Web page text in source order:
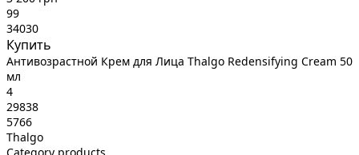
99
34030
Купить
Антивозрастной Крем для Лица Thalgo Redensifying Cream 50
мл
4
29838
5766
Thalgo